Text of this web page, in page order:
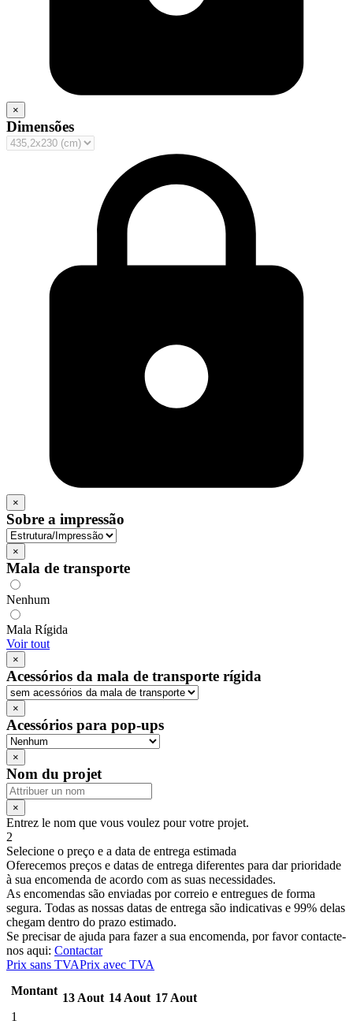
×
Dimensões
×
Sobre a impressão
×
Mala de transporte
Nenhum
Mala Rígida
Voir tout
×
Acessórios da mala de transporte rígida
×
Acessórios para pop-ups
×
Nom du projet
×
Entrez le nom que vous voulez pour votre projet.
2
Selecione o preço e a data de entrega estimada
Oferecemos preços e datas de entrega diferentes para dar prioridade
à sua encomenda de acordo com as suas necessidades.
As encomendas são enviadas por correio e entregues de forma
segura. Todas as nossas datas de entrega são indicativas e 99% delas
chegam dentro do prazo estimado.
Se precisar de ajuda para fazer a sua encomenda, por favor contacte-
nos aqui: Contactar
Prix sans TVAPrix avec TVA
Montant
13 Aout 14 Aout 17 Aout
1